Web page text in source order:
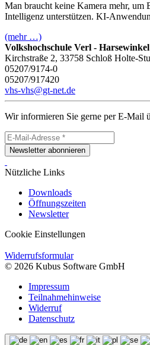
Man braucht keine Kamera mehr, um
Intelligenz unterstützen. KI-
(mehr …)
Volkshochschule Verl -
Kirchstraße 2, 33758 Schloß Holte-
05207/9174-0
05207/917420
vhs-vhs@gt-net.de
Wir informieren Sie gerne per E-Mail
Newsletter abonnieren
Nützliche Links
Downloads
Öffnungszeiten
Newsletter
Cookie Einstellungen
Widerrufsformular
© 2026 Kubus Software GmbH
Impressum
Teilnahmehinweise
Widerruf
Datenschutz